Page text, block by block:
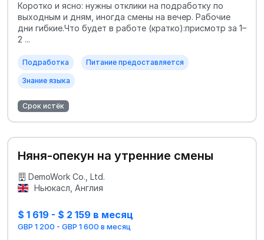
Коротко и ясно: нужны отклики на подработку по
выходным и дням, иногда смены на вечер. Рабочие
дни гибкие.Что будет в работе (кратко):присмотр за 1–
2 ...
Подработка Питание предоставляется
Знание языка
Срок истёк
Няня-опекун на утренние смены
DemoWork Co., Ltd.
Ньюкасл, Англия
$ 1 619 - $ 2 159 в месяц
GBP 1 200 - GBP 1 600 в месяц